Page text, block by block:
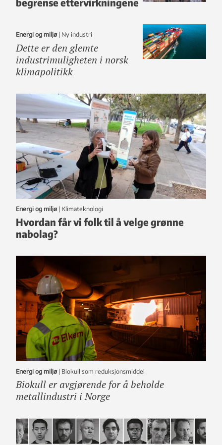
Energi og miljø | ny industri
Dette er den glemte
industrimuligheten i norsk
klimapolitikk
Energi og miljø | klimateknologi
Hvordan får vi folk til å velge grønne
nabolag?
Energi og miljø | Biokull som reduksjonsmiddel
Biokull er avgjørende for å beholde
metallindustri i Norge